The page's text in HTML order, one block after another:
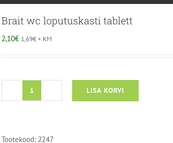
Brait wc loputuskasti tablett
2,10€ 1,69€+ KM
Brait
LISA KORVI
Tootekood: 2247